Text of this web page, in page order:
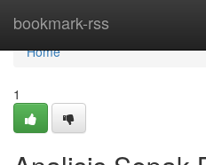
bookmark-rss
Home
Home
1